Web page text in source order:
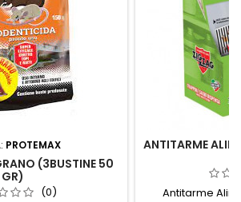
PROTEMAX
(3BUSTINE 50
GR)
(0)
ANTITARME
Antitarme